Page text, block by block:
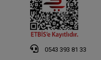
0543 393 81 33